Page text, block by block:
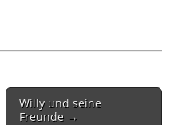
Willy und seine
Freunde →